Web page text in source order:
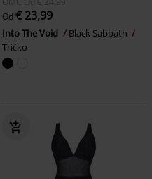
Od € 23,99
Into The Void
Black Sabbath
Tričko